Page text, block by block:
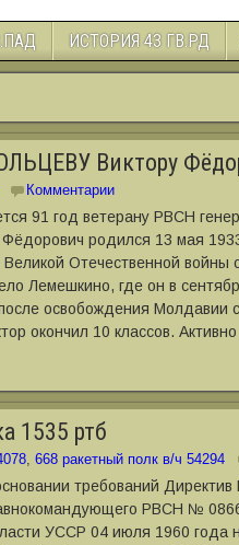
ИСТОРИЯ 43 ГВ.РД
Виктору
Комментарии
91 год ветерану РВСН
родился 13 мая
Отечественной войны
Лемешкино, где он в
освобождения Молдавии
окончил 10 классов.
1535 ртб
, 668 ракетный полк в/ч 54294
требований
РВСН №
УССР 04 июля 1960 года